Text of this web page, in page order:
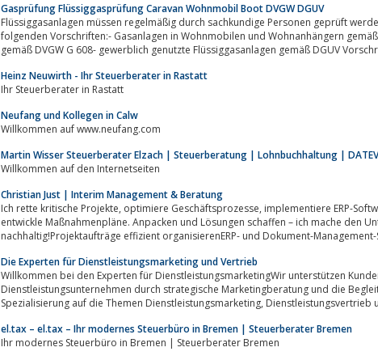
Gasprüfung Flüssiggasprüfung Caravan Wohnmobil Boot DVGW DGUV
Flüssiggasanlagen müssen regelmäßig durch sachkundige Personen geprüft
folgenden Vorschriften:- Gasanlagen in Wohnmobilen und Wohnanhängern
gemäß DVGW G 608- gewerblich genutzte Flüssiggasanlagen gemäß DGUV
Heinz Neuwirth - Ihr Steuerberater in Rastatt
Ihr Steuerberater in Rastatt
Neufang und Kollegen in Calw
Willkommen auf www.neufang.com
Martin Wisser Steuerberater Elzach | Steuerberatung | Lohnbuchhaltung | DATEV
Willkommen auf den Internetseiten
Christian Just | Interim Management & Beratung
Ich rette kritische Projekte, optimiere Geschäftsprozesse, implementiere ERP-Software, prüfe die Unternehmenszahlen und
entwickle Maßnahmenpläne. Anpacken und Lösungen schaffen – ich mache den Unterschied,
nachhaltig!Projektaufträge effizient organisierenERP- und Dokument-
Die Experten für Dienstleistungsmarketing und Vertrieb
Willkommen bei den Experten für DienstleistungsmarketingWir unterstützen
Dienstleistungsunternehmen durch strategische Marketingberatung und die
Spezialisierung auf die Themen
el.tax – el.tax – Ihr modernes Steuerbüro in Bremen | Steuerberater Bremen
Ihr modernes Steuerbüro in Bremen | Steuerberater Bremen